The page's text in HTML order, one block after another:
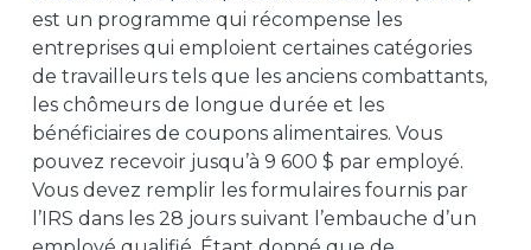
est un programme qui récompense les
entreprises qui emploient certaines catégories
de travailleurs tels que les anciens combattants,
les chômeurs de longue durée et les
bénéficiaires de coupons alimentaires. Vous
pouvez recevoir jusqu’à 9 600 $ par employé.
Vous devez remplir les formulaires fournis par
l’IRS dans les 28 jours suivant l’embauche d’un